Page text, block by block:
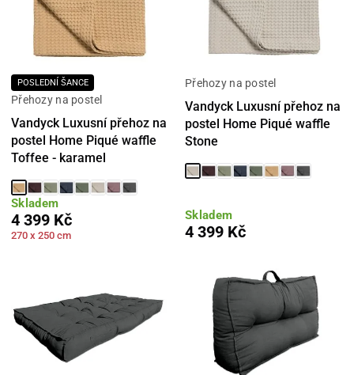
POSLEDNÍ ŠANCE
Přehozy na postel
Vandyck Luxusní přehoz na
postel Home Piqué waffle
Toffee - karamel
Skladem
4 399 Kč
270 x 250 cm
Přehozy na postel
Vandyck Luxusní přehoz na
postel Home Piqué waffle
Stone
Skladem
4 399 Kč